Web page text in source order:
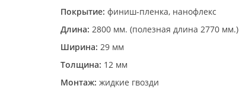
Покрытие: финиш-пленка, нанофлекс
Длина: 2800 мм. (полезная длина 2770 мм.)
Ширина: 29 мм
Толщина: 12 мм
Монтаж: жидкие гвозди